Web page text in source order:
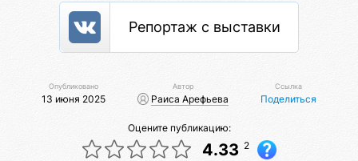
Репортаж с выставки
Опубликовано
13 июня 2025
Автор
Раиса Арефьева
Ссылка
Поделиться
Оцените публикацию:
4.33 2